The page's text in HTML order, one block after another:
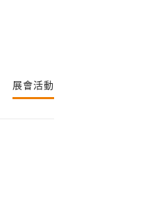
展會活動